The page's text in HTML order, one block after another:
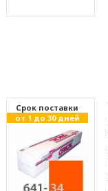
Cрок поставки
от 1 до 30 дней